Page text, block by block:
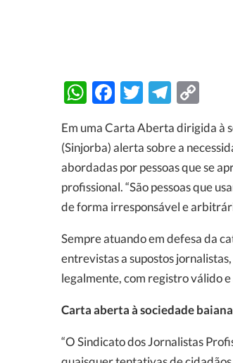
WhatsApp
Facebook
Twitter
Em uma Carta Aberta dirigida à
(Sinjorba) alerta sobre a
abordadas por pessoas que se
profissional. “São pessoas que
de forma irresponsável e
Sempre atuando em defesa da
entrevistas a supostos
legalmente, com registro válido
Carta aberta à sociedade baiana
“O Sindicato dos Jornalistas